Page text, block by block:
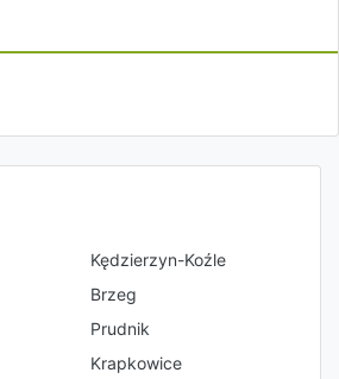
Kędzierzyn-Koźle
Brzeg
Prudnik
Krapkowice